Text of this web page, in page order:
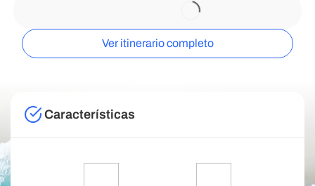
Ver itinerario completo
Características